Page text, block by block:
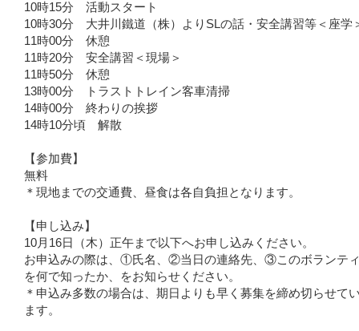
10時15分 活動スタート
10時30分 大井川鐵道（株）よりSLの話・安全講習等＜座学
11時00分 休憩
11時20分 安全講習＜現場＞
11時50分 休憩
13時00分 トラストトレイン客車清掃
14時00分 終わりの挨拶
14時10分頃 解散
【参加費】
無料
＊現地までの交通費、昼食は各自負担となります。
【申し込み】
10月16日（木）正午まで以下へお申し込みください。
お申込みの際は、①氏名、②当日の連絡先、③このボランテ
を何で知ったか、をお知らせください。
＊申込み多数の場合は、期日よりも早く募集を締め切らせて
ます。